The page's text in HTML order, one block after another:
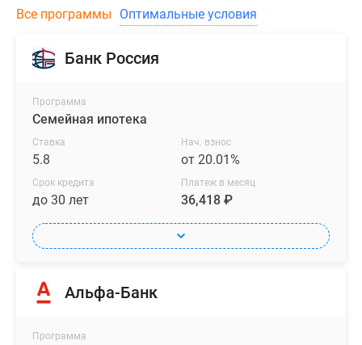
Все программы Оптимальные условия
Банк Россия
Программа
Семейная ипотека
Ставка
5.8
Нач. взнос
от 20.01%
Срок кредита
до 30 лет
Платеж в месяц
36,418 ₽
Альфа-Банк
Программа